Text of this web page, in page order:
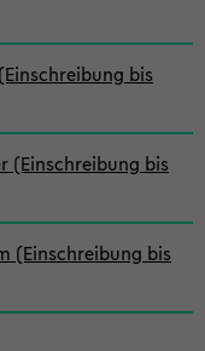
bis
(Einschreibung bis
(Einschreibung bis